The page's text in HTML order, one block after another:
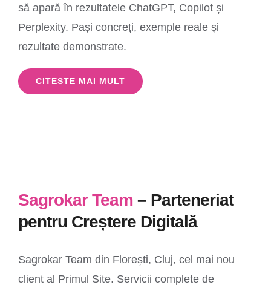
să apară în rezultatele ChatGPT, Copilot și
Perplexity. Pași concreți, exemple reale și
rezultate demonstrate.
CITESTE MAI MULT
Sagrokar Team– Parteneriat
pentru Creștere Digitală
Sagrokar Team din Florești, Cluj, cel mai nou
client al Primul Site. Servicii complete de